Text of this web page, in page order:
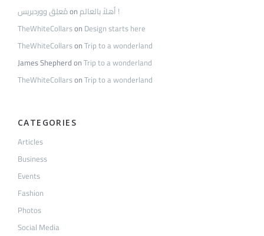
مُعلِق ووردبريسon
أهلاً بالعالم !
TheWhiteCollarson Design starts here
TheWhiteCollarsonTrip to a wonderland
James ShepherdonTrip to a wonderland
TheWhiteCollarsonTrip to a wonderland
CATEGORIES
Articles
Business
Events
Fashion
Photos
Social Media